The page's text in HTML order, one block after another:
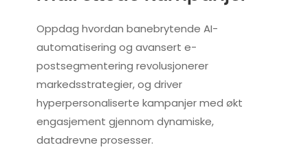
Oppdag hvordan banebrytende AI-
automatisering og avansert e-
postsegmentering revolusjonerer
markedsstrategier, og driver
hyperpersonaliserte kampanjer med økt
engasjement gjennom dynamiske,
datadrevne prosesser.